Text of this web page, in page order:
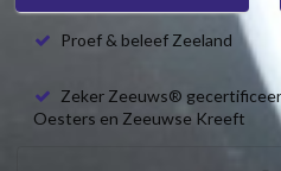
Proef & beleef Zeeland
Zeker Zeeuws®
Oesters en Zeeuwse Kreeft